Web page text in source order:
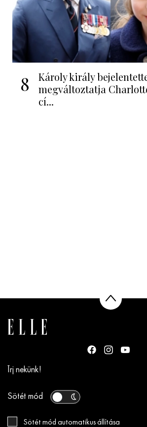
8
Károly király
megváltoztatja
cí...
Írj nekünk!
Sötét mód
Sötét mód automatikus állítása